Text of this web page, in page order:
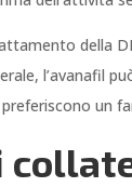
della
l’avanafil
un